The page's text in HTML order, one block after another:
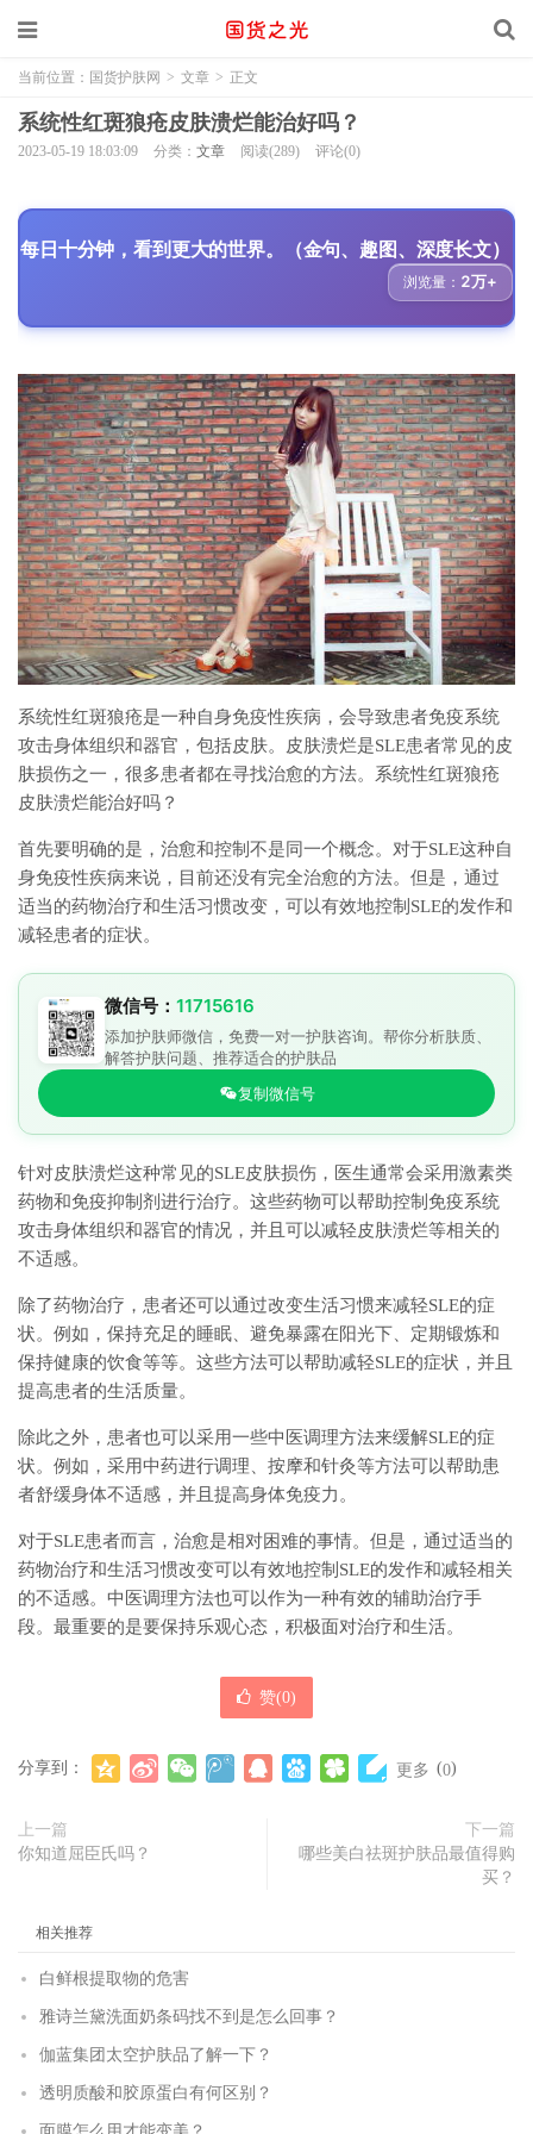
当前位置： 国货护肤网 > 文章 > 正文
系统性红斑狼疮皮肤溃烂能治好吗？
2023-05-19 18:03:09 分类： 文章 阅读(289) 评论(0)
每日十分钟，看到更大的世界。（金句、趣图、深度长文）
浏览量： 2万+
系统性红斑狼疮是一种自身免疫性疾病，会导致患者免疫系统
攻击身体组织和器官，包括皮肤。皮肤溃烂是SLE患者常见的皮
肤损伤之一，很多患者都在寻找治愈的方法。系统性红斑狼疮
皮肤溃烂能治好吗？
首先要明确的是，治愈和控制不是同一个概念。对于SLE这种自
身免疫性疾病来说，目前还没有完全治愈的方法。但是，通过
适当的药物治疗和生活习惯改变，可以有效地控制SLE的发作和
减轻患者的症状。
微信号： 11715616
添加护肤师微信，免费一对一护肤咨询。帮你分析肤质、
解答护肤问题、推荐适合的护肤品
复制微信号
针对皮肤溃烂这种常见的SLE皮肤损伤，医生通常会采用激素类
药物和免疫抑制剂进行治疗。这些药物可以帮助控制免疫系统
攻击身体组织和器官的情况，并且可以减轻皮肤溃烂等相关的
不适感。
除了药物治疗，患者还可以通过改变生活习惯来减轻SLE的症
状。例如，保持充足的睡眠、避免暴露在阳光下、定期锻炼和
保持健康的饮食等等。这些方法可以帮助减轻SLE的症状，并且
提高患者的生活质量。
除此之外，患者也可以采用一些中医调理方法来缓解SLE的症
状。例如，采用中药进行调理、按摩和针灸等方法可以帮助患
者舒缓身体不适感，并且提高身体免疫力。
对于SLE患者而言，治愈是相对困难的事情。但是，通过适当的
药物治疗和生活习惯改变可以有效地控制SLE的发作和减轻相关
的不适感。中医调理方法也可以作为一种有效的辅助治疗手
段。最重要的是要保持乐观心态，积极面对治疗和生活。
赞(0)
分享到： 更多 (0)
上一篇
你知道屈臣氏吗？
下一篇
哪些美白祛斑护肤品最值得购
买？
相关推荐
白鲜根提取物的危害
雅诗兰黛洗面奶条码找不到是怎么回事？
伽蓝集团太空护肤品了解一下？
透明质酸和胶原蛋白有何区别？